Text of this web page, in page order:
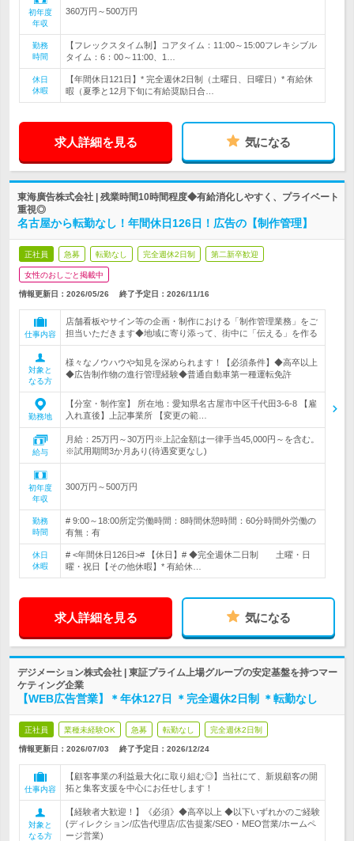
初年度
年収
360万円～500万円
勤務
時間
【フレックスタイム制】コアタイム：11:00～15:00フレキシブル
タイム：6：00～11:00、1…
休日
休暇
【年間休日121日】* 完全週休2日制（土曜日、日曜日）* 有給休
暇（夏季と12月下旬に有給奨励日合…
求人詳細を見る 気になる
東海廣告株式会社 | 残業時間10時間程度◆有給消化しやすく、プライベート
重視◎
名古屋から転勤なし！年間休日126日！広告の【制作管理】
正社員 急募 転勤なし 完全週休2日制 第二新卒歓迎
女性のおしごと掲載中
情報更新日：2026/05/26 終了予定日： 2026/11/16
仕事内容
店舗看板やサイン等の企画・制作における「制作管理業務」をご
担当いただきます◆地域に寄り添って、街中に「伝える」を作る
対象と
なる方
様々なノウハウや知見を深められます！【必須条件】◆高卒以上
◆広告制作物の進行管理経験◆普通自動車第一種運転免許
勤務地
【分室・制作室】 所在地：愛知県名古屋市中区千代田3-6-8 【雇
入れ直後】上記事業所 【変更の範…
給与
月給：25万円～30万円※上記金額は一律手当45,000円～を含む。
※試用期間3か月あり(待遇変更なし)
初年度
年収
300万円～500万円
勤務
時間
# 9:00～18:00所定労働時間：8時間休憩時間：60分時間外労働の
有無：有
休日
休暇
# <年間休日126日># 【休日】# ◆完全週休二日制 土曜・日
曜・祝日【その他休暇】* 有給休…
求人詳細を見る 気になる
デジメーション株式会社 | 東証プライム上場グループの安定基盤を持つマー
ケティング企業
【WEB広告営業】＊年休127日 ＊完全週休2日制 ＊転勤なし
正社員 業種未経験OK 急募 転勤なし 完全週休2日制
情報更新日：2026/07/03 終了予定日： 2026/12/24
仕事内容
【顧客事業の利益最大化に取り組む◎】当社にて、新規顧客の開
拓と集客支援を中心にお任せします！
対象と
なる方
【経験者大歓迎！】《必須》◆高卒以上 ◆以下いずれかのご経験
(ディレクション/広告代理店/広告提案/SEO・MEO営業/ホームペ
ージ営業)